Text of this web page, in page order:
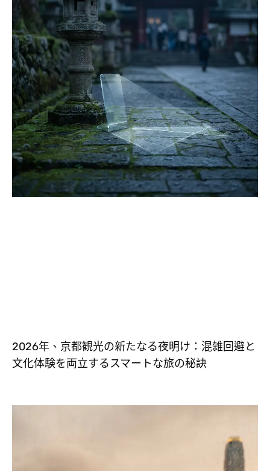
2026年、京都観光の新たなる夜明け：混雑回避と
文化体験を両立するスマートな旅の秘訣